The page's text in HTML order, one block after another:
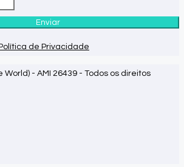
Enviar
Política de Privacidade
World) - AMI 26439 - Todos os direitos